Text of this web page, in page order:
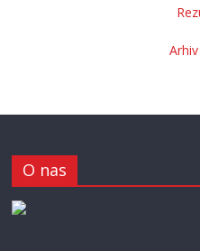
O nas